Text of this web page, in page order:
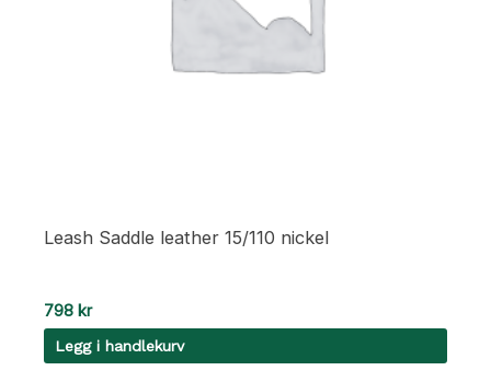
Leash Saddle leather 15/110 nickel
798 kr
Legg i handlekurv